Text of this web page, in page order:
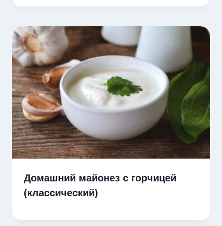
Домашний майонез с горчицей
(классический)